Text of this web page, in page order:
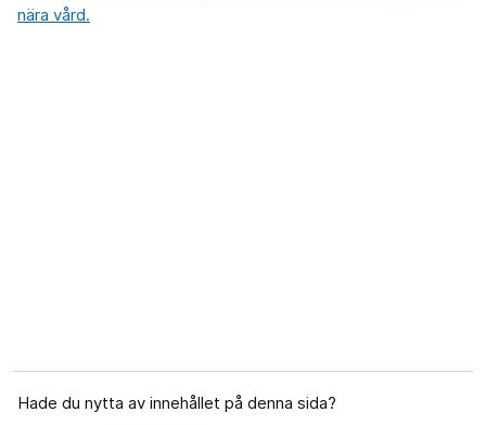
nära vård.
Hade du nytta av innehållet på denna sida?